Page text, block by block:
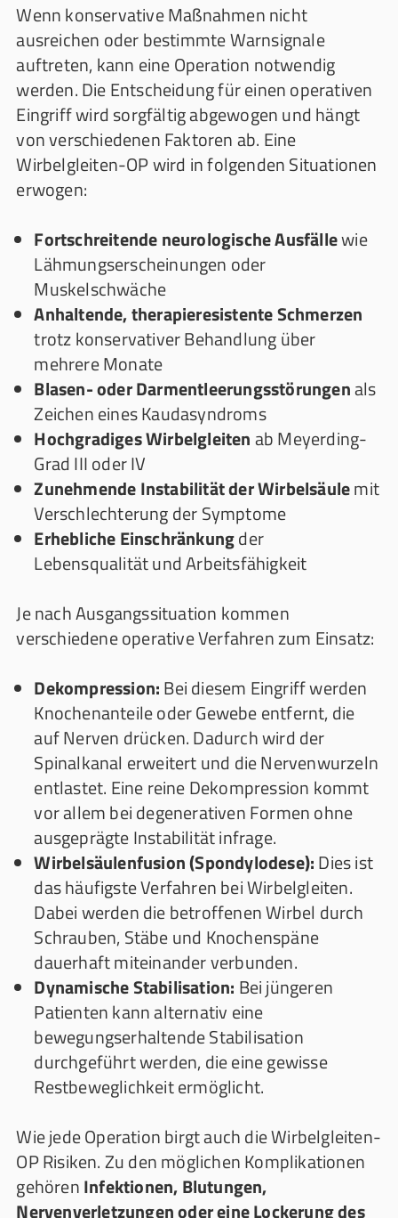
Wenn konservative Maßnahmen nicht
ausreichen oder bestimmte Warnsignale
auftreten, kann eine Operation notwendig
werden. Die Entscheidung für einen operativen
Eingriff wird sorgfältig abgewogen und hängt
von verschiedenen Faktoren ab. Eine
Wirbelgleiten-OP wird in folgenden Situationen
erwogen:
Fortschreitende neurologische Ausfällewie
Lähmungserscheinungen oder
Muskelschwäche
Anhaltende, therapieresistente Schmerzen
trotz konservativer Behandlung über
mehrere Monate
Blasen- oder Darmentleerungsstörungenals
Zeichen eines Kaudasynd­roms
Hochgradiges Wirbelgleitenab Meyerding-
Grad III oder IV
Zunehmende Instabilität der Wirbelsäulemit
Verschlechterung der Symptome
Erhebliche Einschränkungder
Lebensqualität und Arbeitsfähigkeit
Je nach Ausgangssituation kommen
verschiedene operative Verfahren zum Einsatz:
Dekompression:Bei diesem Eingriff werden
Knochenanteile oder Gewebe entfernt, die
auf Nerven drücken. Dadurch wird der
Spinalkanal erweitert und die Nervenwurzeln
entlastet. Eine reine Dekompression kommt
vor allem bei degenerativen Formen ohne
ausgeprägte Instabilität infrage.
Wirbelsäulenfusion (Spondylodese):Dies ist
das häufigste Verfahren bei Wirbelgleiten.
Dabei werden die betroffenen Wirbel durch
Schrauben, Stäbe und Knochenspäne
dauerhaft miteinander verbunden.
Dynamische Stabilisation: Bei jüngeren
Patienten kann alternativ eine
bewegungserhaltende Stabilisation
durchgeführt werden, die eine gewisse
Restbeweglichkeit ermöglicht.
Wie jede Operation birgt auch die Wirbelgleiten-
OP Risiken. Zu den möglichen Komplikationen
gehörenInfektionen, Blutungen,
Nervenverletzungen oder eine Lockerung des